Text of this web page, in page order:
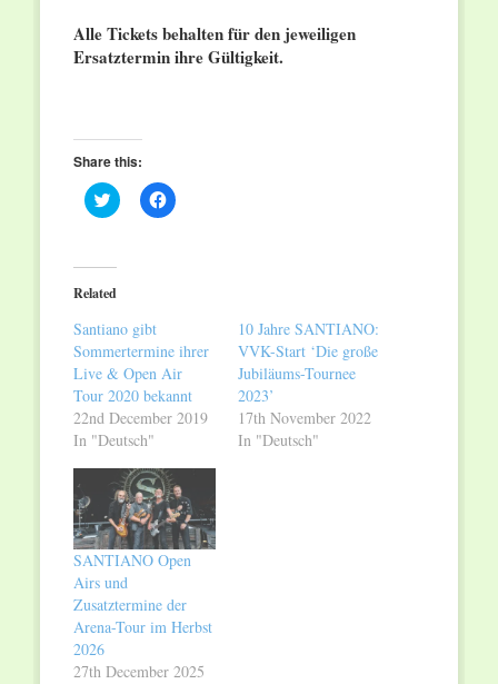
Alle Tickets behalten für den jeweiligen
Ersatztermin ihre Gültigkeit.
Share this:
Click
to
(Opens
in
new
Click
to
Related
Santiano gibt
Sommertermine ihrer
Live & Open Air
Tour 2020 bekannt
22nd December 2019
In "Deutsch"
10 Jahre SANTIANO:
VVK-Start ‘Die große
Jubiläums-Tournee
2023’
17th November 2022
In "Deutsch"
SANTIANO Open
Airs und
Zusatztermine der
Arena-Tour im Herbst
2026
27th December 2025